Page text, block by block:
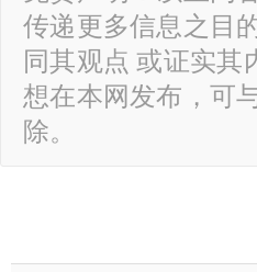
传递更多信息之目
同其观点 或证实其
想在本网发布，可
除。